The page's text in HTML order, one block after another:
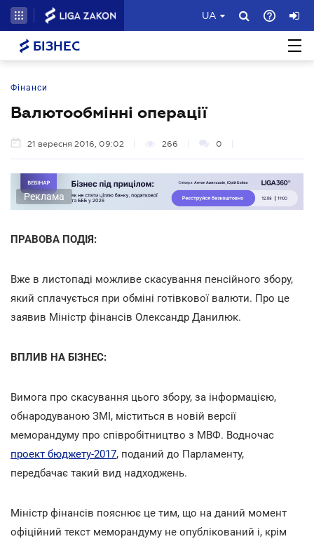
UA
БІЗНЕС
Фінанси
Валютообмінні операції
21 вересня 2016, 09:02 266 0
Реклама
ПРАВОВА ПОДІЯ:
Вже в листопаді можливе скасування пенсійного збору,
який сплачується при обміні готівкової валюти. Про це
заявив Міністр фінансів Олександр Данилюк.
ВПЛИВ НА БІЗНЕС:
Вимога про скасування цього збору, за інформацією,
обнародуваною ЗМІ, міститься в новій версії
меморандуму про співробітництво з МВФ. Водночас
проект бюджету-2017, поданий до Парламенту,
передбачає такий вид надходжень.
Міністр фінансів пояснює це тим, що на даний момент
офіційний текст меморандуму не опублікований і, крім